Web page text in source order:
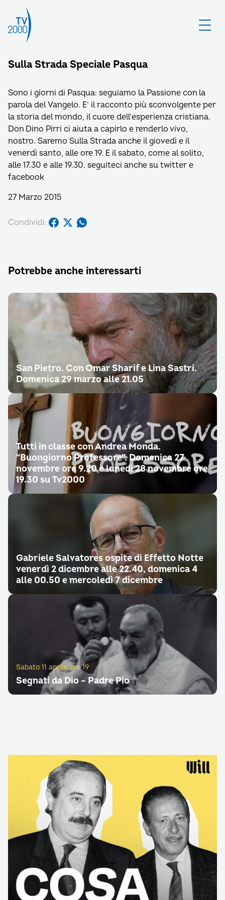
Sulla Strada Speciale Pasqua
Sono i giorni di Pasqua: seguiamo la Passione con la
parola del Vangelo. E’ il racconto più sconvolgente per
la storia del mondo, il cuore dell’esperienza cristiana.
Don Dino Pirri ci aiuta a capirlo e renderlo vivo,
nostro. Saremo Sulla Strada anche il giovedì e il
venerdì santo, alle ore 19. E il sabato, come al solito,
alle 17.30 e alle 19.30. seguiteci anche su twitter e
facebook
27 Marzo 2015
Condividi:
Potrebbe anche interessarti
San Pietro. Con Omar Sharif e Lina Sastri.
Domenica 29 marzo alle 21.05
Tutti in classe con Andrea Monda.
“Buongiorno Professore”. Domenica 27
novembre ore 9.20 e lunedì 28 novembre ore
19.30 su Tv2000
Gabriele Salvatores ospite di Effetto Notte
venerdì 2 dicembre alle 22.40, domenica 4
alle 00.50 e mercoledì 7 dicembre
Sabato 11 aprile ore 19
Segnati da Dio – Padre Pio